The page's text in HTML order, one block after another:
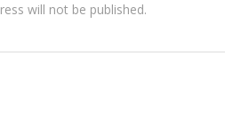
will not be published.